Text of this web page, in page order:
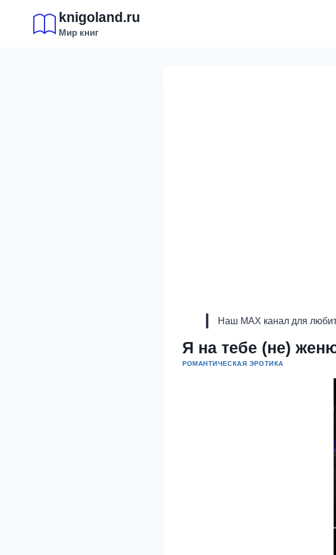
содержимому
knigoland.ru
Мир книг
Наш MAX канал для
Я на тебе (не)
РОМАНТИЧЕСКАЯ ЭРОТИКА